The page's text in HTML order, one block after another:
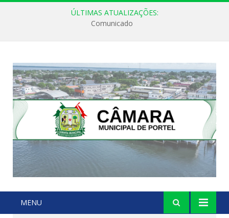
ÚLTIMAS ATUALIZAÇÕES:
Comunicado
MENU